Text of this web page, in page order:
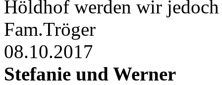
Höldhof werden wir
Fam.Tröger
08.10.2017
Stefanie und Werner